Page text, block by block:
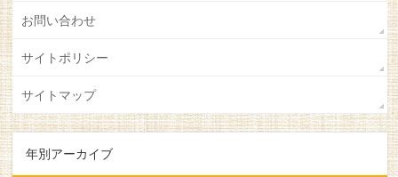
お問い合わせ
サイトポリシー
サイトマップ
年別アーカイブ